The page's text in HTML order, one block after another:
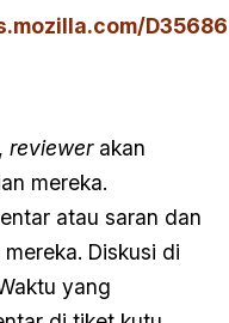
D35686
reviewerakan
mereka.
atau saran dan
Diskusi di
yang